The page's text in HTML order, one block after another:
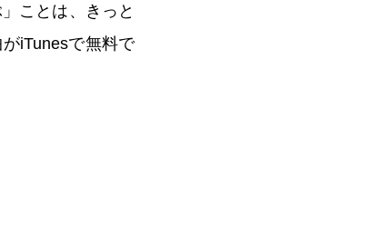
ことは、きっと
iTunesで無料で